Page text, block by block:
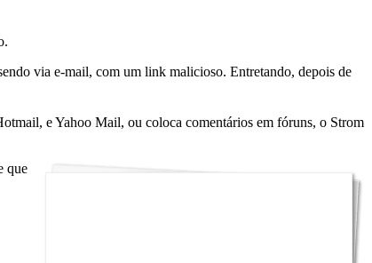
via e-mail, com um link malicioso. Entretando, depois de
e Yahoo Mail, ou coloca comentários em fóruns, o Strom
que